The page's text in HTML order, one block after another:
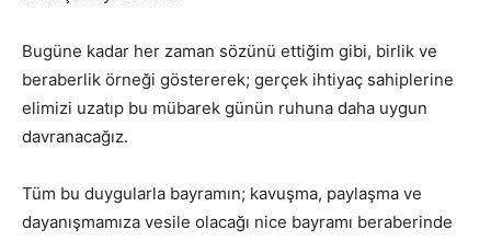
Bugüne kadar her zaman sözünü ettiğim gibi, birlik ve
beraberlik örneği göstererek; gerçek ihtiyaç sahiplerine
elimizi uzatıp bu mübarek günün ruhuna daha uygun
davranacağız.
Tüm bu duygularla bayramın; kavuşma, paylaşma ve
dayanışmamıza vesile olacağı nice bayramı beraberinde